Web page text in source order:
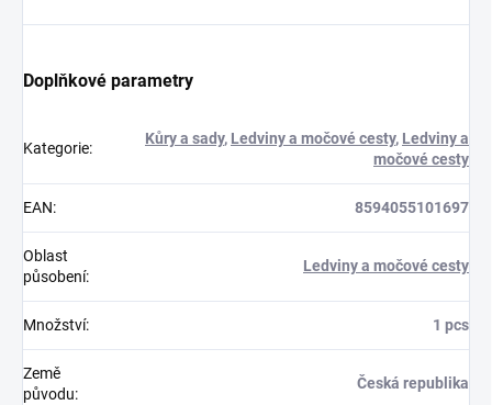
Doplňkové parametry
Kategorie:
Kůry a sady, Ledviny a močové cesty, Ledviny a
močové cesty
EAN: 8594055101697
Oblast
působení:
Ledviny a močové cesty
Množství: 1 pcs
Země
původu:
Česká republika